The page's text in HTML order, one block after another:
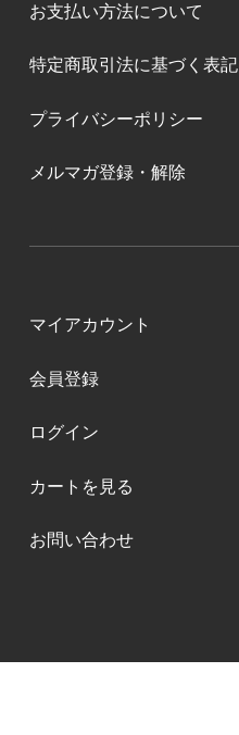
お支払い方法について
特定商取引法に基づく表記
プライバシーポリシー
メルマガ登録・解除
マイアカウント
会員登録
ログイン
カートを見る
お問い合わせ